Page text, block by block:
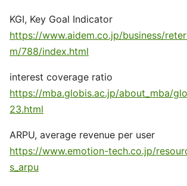
KGI, Key Goal Indicator
https://www.aidem.co.jp/business/
m/788/index.html
interest coverage ratio
https://mba.globis.ac.jp/about_mba/
23.html
ARPU, average revenue per user
https://www.emotion-tech.co.jp/
s_arpu